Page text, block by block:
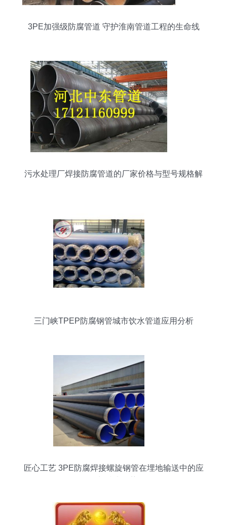
3PE加强级防腐管道 守护淮南管道工程的生命线
污水处理厂焊接防腐管道的厂家价格与型号规格解
三门峡TPEP防腐钢管城市饮水管道应用分析
匠心工艺 3PE防腐焊接螺旋钢管在埋地输送中的应